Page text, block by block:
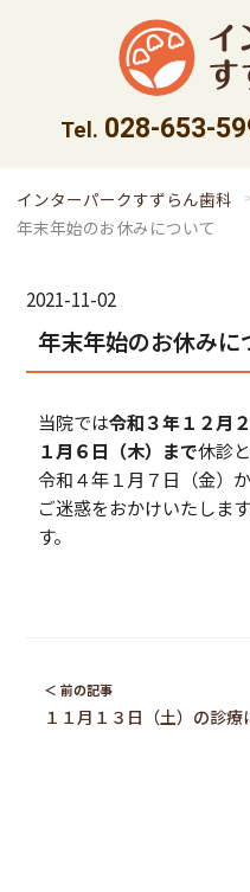
028-653-
インターパークすずらん歯科
年末年始のお休みについて
2021-11-02
年末年始のお休みに
当院では令和３年１２月
１月６日（木）まで休診
令和４年１月７日（金）
ご迷惑をおかけいたしま
す。
１１月１３日（土）の診療